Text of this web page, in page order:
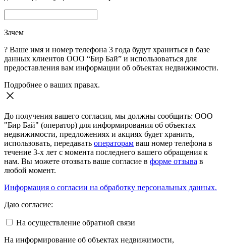
Зачем
? Ваше имя и номер телефона 3 года будут храниться в базе
данных клиентов ООО “Бир Бай” и использоваться для
предоставления вам информации об объектах недвижимости.
Подробнее о ваших правах.
До получения вашего согласия, мы должны сообщить: ООО
"Бир Бай" (оператор) для информирования об объектах
недвижимости, предложениях и акциях будет хранить,
использовать, передавать операторам ваш номер телефона в
течение 3-х лет с момента последнего вашего обращения к
нам. Вы можете отозвать ваше согласие в форме отзыва в
любой момент.
Информация о согласии на обработку персональных данных.
Даю согласие:
На осуществление обратной связи
На информирование об объектах недвижимости,